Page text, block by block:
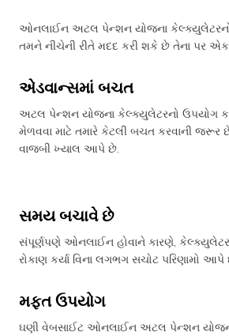
ઓનલાઈન અટલ પેન્શન યોજના કેલ્ક્યુલેટરનો
તમને નીચેની રીતે મદદ કરી શકે છે તેના પર
એડવાન્સમાં બચત
અટલ પેન્શન યોજના કેલ્ક્યુલેટરનો ઉપયોગ
મેળવવા માટે તમારે કેટલી બચત કરવાની
વાજબી ખ્યાલ આપે છે.
સમય બચાવે છે
સંપૂર્ણપણે ઓનલાઈન હોવાને કારણે,
રોકાણ કર્યા વિના લગભગ સચોટ પરિણામો આપે
મફત ઉપયોગ
ઘણી વેબસાઈટ ઓનલાઈન અટલ પેન્શન યોજના